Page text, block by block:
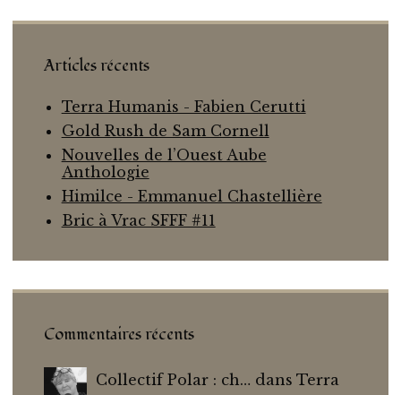
Articles récents
Terra Humanis - Fabien Cerutti
Gold Rush de Sam Cornell
Nouvelles de l’Ouest Aube
Anthologie
Himilce - Emmanuel Chastellière
Bric à Vrac SFFF #11
Commentaires récents
Collectif Polar : ch… dans Terra